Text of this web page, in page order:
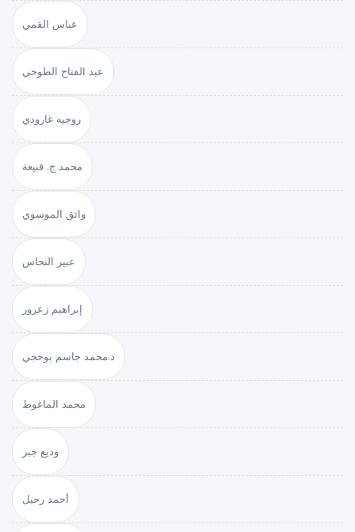
عباس القمي
عبد الفتاح الطوخي
روجيه غارودي
محمد ج. قبيعة
واثق الموسوي
عبير النحاس
إبراهيم زعرور
د.محمد جاسم بوحجي
محمد الماغوط
وديع جبر
أحمد رحيل